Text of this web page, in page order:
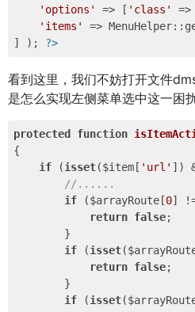
'options'
=> [ 'class' =>
'items'
=>
] ); ?>
看到这里，我们不妨打开文件
是怎么实现左侧菜单选中这一困
protected function
{
if (isset($item[ 'url' ])
//......
if ($arrayRoute[0]
return false;
        }
if (isset
return false;
        }
if (isset